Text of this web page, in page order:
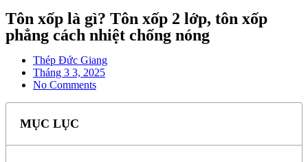
Tôn xốp là gì? Tôn xốp 2 lớp, tôn xốp
phẳng cách nhiệt chống nóng
Thép Đức Giang
Tháng 3 3, 2025
No Comments
MỤC LỤC